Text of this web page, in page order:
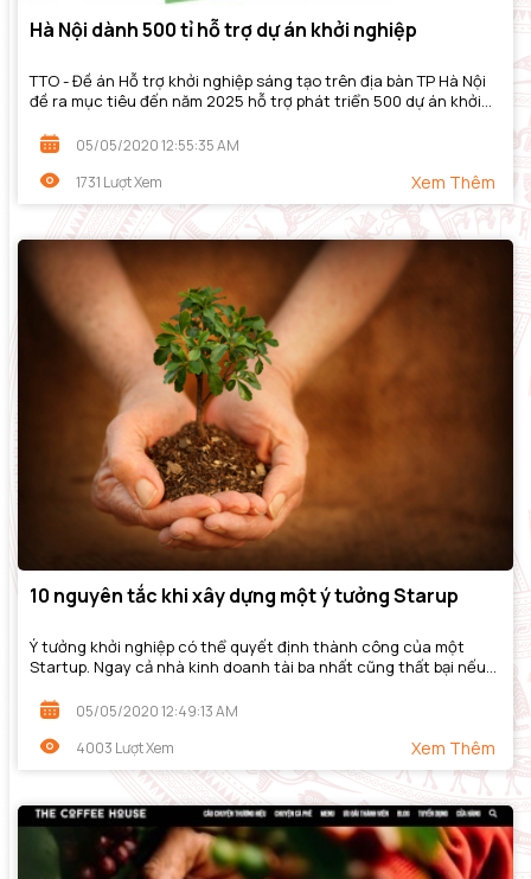
Hà Nội dành 500 tỉ hỗ trợ dự án khởi nghiệp
TTO - Đề án Hỗ trợ khởi nghiệp sáng tạo trên địa bàn TP Hà Nội
đề ra mục tiêu đến năm 2025 hỗ trợ phát triển 500 dự án khởi
05/05/2020 12:55:35 AM
1731 Lượt Xem
Xem Thêm
10 nguyên tắc khi xây dựng một ý tưởng Starup
Ý tưởng khởi nghiệp có thể quyết định thành công của một
Startup. Ngay cả nhà kinh doanh tài ba nhất cũng thất bại nếu
05/05/2020 12:49:13 AM
4003 Lượt Xem
Xem Thêm